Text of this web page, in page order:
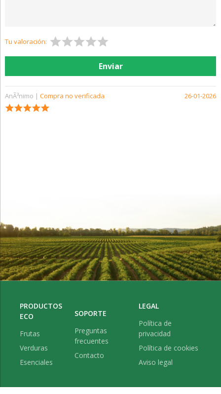
Tu valoración:
AnÃ³nimo | Compra no verificada 26-01-2026
PRODUCTOS
ECO
Frutas
Verduras
Esenciales
SOPORTE
Preguntas
frecuentes
Contacto
LEGAL
Política de
privacidad
Política de cookies
Aviso legal